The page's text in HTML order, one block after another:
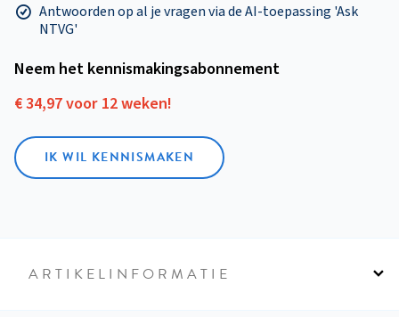
Antwoorden op al je vragen via de AI-toepassing 'Ask
NTVG'
Neem het kennismakings­abonnement
€ 34,97 voor 12 weken!
IK WIL KENNISMAKEN
ARTIKELINFORMATIE